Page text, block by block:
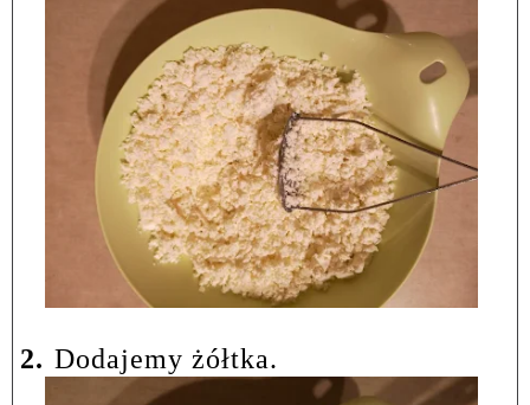
2. Dodajemy żółtka.